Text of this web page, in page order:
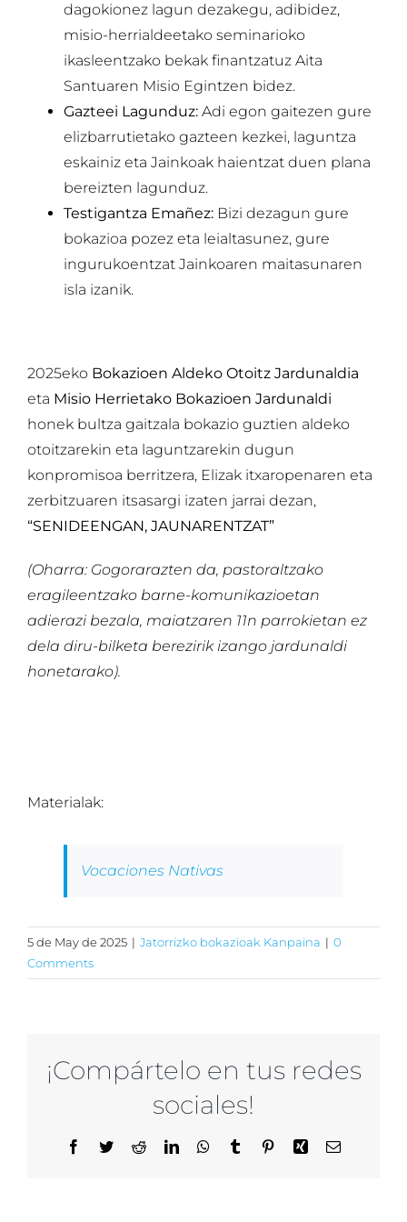
dagokionez lagun dezakegu, adibidez,
misio-herrialdeetako seminarioko
ikasleentzako bekak finantzatuz Aita
Santuaren Misio Egintzen bidez.
Gazteei Lagunduz: Adi egon gaitezen gure
elizbarrutietako gazteen kezkei, laguntza
eskainiz eta Jainkoak haientzat duen plana
bereizten lagunduz.
Testigantza Emañez: Bizi dezagun gure
bokazioa pozez eta leialtasunez, gure
ingurukoentzat Jainkoaren maitasunaren
isla izanik.
2025eko Bokazioen Aldeko Otoitz Jardunaldia
eta Misio Herrietako Bokazioen Jardunaldi
honek bultza gaitzala bokazio guztien aldeko
otoitzarekin eta laguntzarekin dugun
konpromisoa berritzera, Elizak itxaropenaren eta
zerbitzuaren itsasargi izaten jarrai dezan,
“SENIDEENGAN, JAUNARENTZAT”
(Oharra: Gogorarazten da, pastoraltzako
eragileentzako barne-komunikazioetan
adierazi bezala, maiatzaren 11n parrokietan ez
dela diru-bilketa berezirik izango jardunaldi
honetarako).
Materialak:
Vocaciones Nativas
5 de May de 2025 | Jatorrizko bokazioak Kanpaina | 0
Comments
¡Compártelo en tus redes
sociales!
Facebook
TwitterRedditLinkedInWhatsApp
Tumblr PinterestXing Email